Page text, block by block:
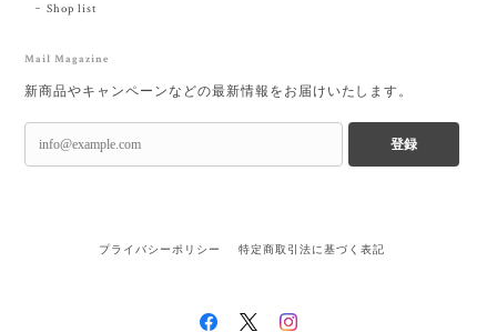
Shop list
Mail Magazine
新商品やキャンペーンなどの最新情報をお届けいたします。
登録
プライバシーポリシー 特定商取引法に基づく表記